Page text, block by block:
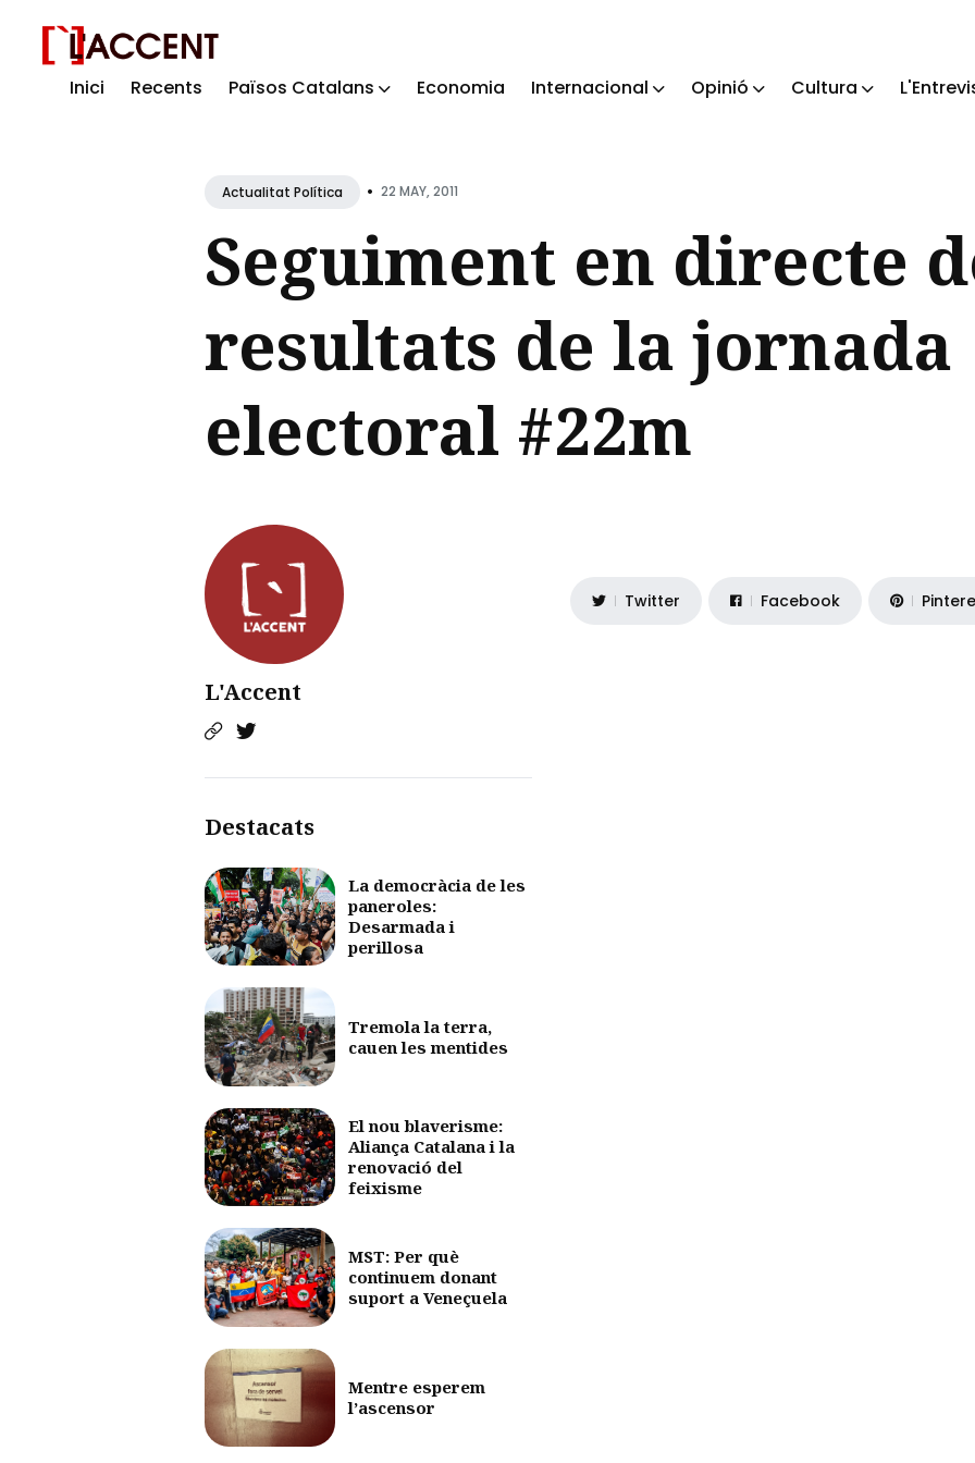
Inici Recents Països Catalans Economia Internacional Opinió Cultura
Blog
Actualitat Política • 22 MAY, 2011
Seguiment en directe
resultats de la jornada
electoral #22m
L'Accent
Destacats
La democràcia de les
paneroles:
Desarmada i
perillosa
Tremola la terra,
cauen les mentides
El nou blaverisme:
Aliança Catalana i la
renovació del
feixisme
MST: Per què
continuem donant
suport a Veneçuela
Mentre esperem
l’ascensor
Twitter Facebook